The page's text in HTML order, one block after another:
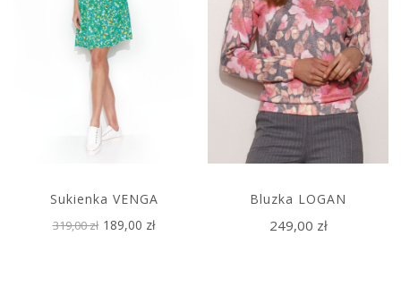
Sukienka VENGA
319,00 zł 189,00 zł
Bluzka LOGAN
249,00 zł